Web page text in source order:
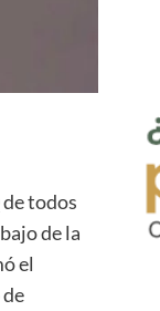
todos
de la
el